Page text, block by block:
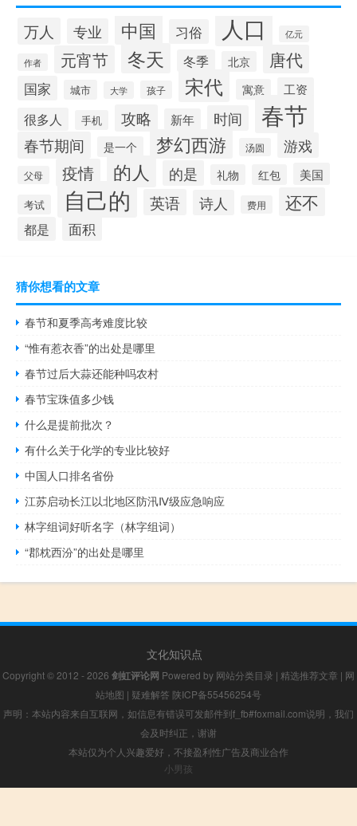
万人 专业 中国 习俗 人口 亿元
作者 元宵节 冬天 冬季 北京 唐代
国家 城市 大学 孩子 宋代 寓意 工资
很多人 手机 攻略 新年 时间 春节
春节期间 是一个 梦幻西游 汤圆 游戏
父母 疫情 的人 的是 礼物 红包 美国
考试 自己的 英语 诗人 费用 还不
都是 面积
猜你想看的文章
春节和夏季高考难度比较
“惟有惹衣香”的出处是哪里
春节过后大蒜还能种吗农村
春节宝珠值多少钱
什么是提前批次？
有什么关于化学的专业比较好
中国人口排名省份
江苏启动长江以北地区防汛Ⅳ级应急响应
林字组词好听名字（林字组词）
“郡枕西汾”的出处是哪里
文化知识点
Copyright © 2012 - 2026 剑虹评论网 Powered by 网站分类目录 | 精选推荐文章 | 网
站地图 | 疑难解答 陕ICP备55456254号
声明：本站内容来自互联网，如信息有错误可发邮件到f_fb#foxmail.com说明，我们
会及时纠正，谢谢
本站仅为个人兴趣爱好，不接盈利性广告及商业合作
小男孩